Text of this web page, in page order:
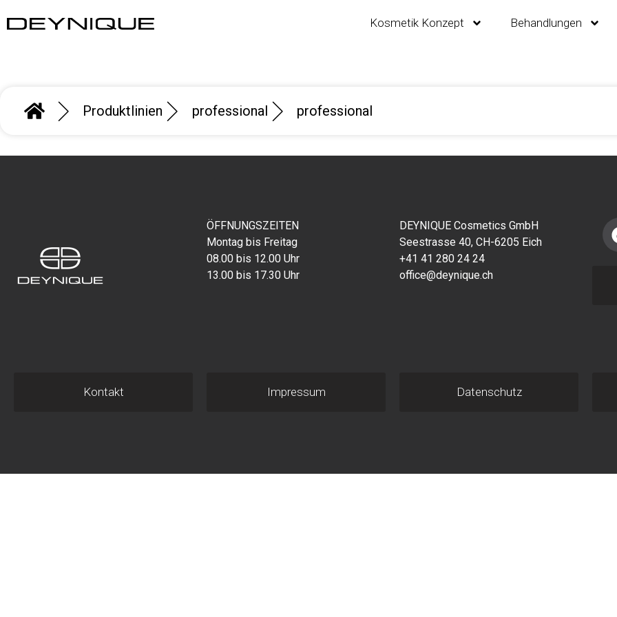
Kosmetik Konzept Behandlungen
Produktlinien professional professional
ÖFFNUNGSZEITEN
Montag bis Freitag
08.00 bis 12.00 Uhr
13.00 bis 17.30 Uhr
DEYNIQUE Cosmetics GmbH
Seestrasse 40, CH-6205 Eich
+41 41 280 24 24
office@deynique.ch
Kontakt Impressum Datenschutz